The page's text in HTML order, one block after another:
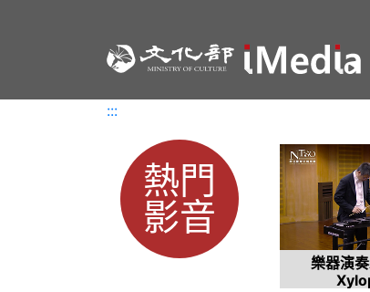
:::
:::
熱門
影音
樂器演